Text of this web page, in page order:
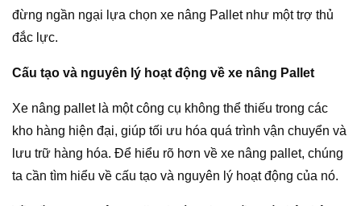
đừng ngần ngại lựa chọn xe nâng Pallet như một trợ thủ
đắc lực.
Cấu tạo và nguyên lý hoạt động về xe nâng Pallet
Xe nâng pallet là một công cụ không thể thiếu trong các
kho hàng hiện đại, giúp tối ưu hóa quá trình vận chuyển và
lưu trữ hàng hóa. Để hiểu rõ hơn về xe nâng pallet, chúng
ta cần tìm hiểu về cấu tạo và nguyên lý hoạt động của nó.